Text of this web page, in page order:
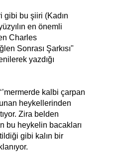
gibi bu şiiri (Kadın
en önemli
Charles
Sonrası Şarkısı"
yazdığı
kalbi çarpan
heykellerinden
Zira belden
bu heykelin bacakları
gibi kalın bir